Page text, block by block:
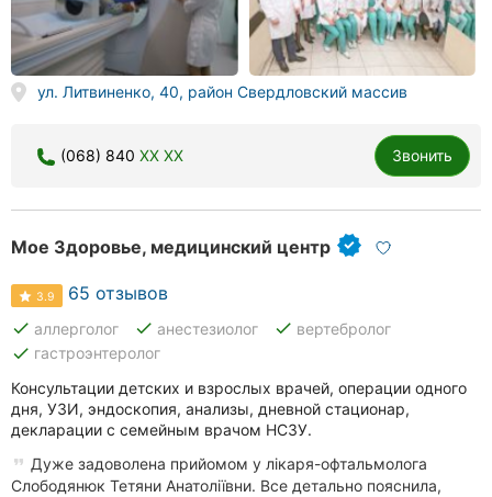
ул. Литвиненко, 40, район Свердловский массив
(068) 840 XX XX Звонить
Мое Здоровье, медицинский центр
3.9 65 отзывов
done аллерголог done анестезиолог done вертебролог
done гастроэнтеролог
Консультации детских и взрослых врачей, операции одного
дня, УЗИ, эндоскопия, анализы, дневной стационар,
декларации с семейным врачом НСЗУ.
Дуже задоволена прийомом у лікаря-офтальмолога
Слободянюк Тетяни Анатоліївни. Все детально пояснила,